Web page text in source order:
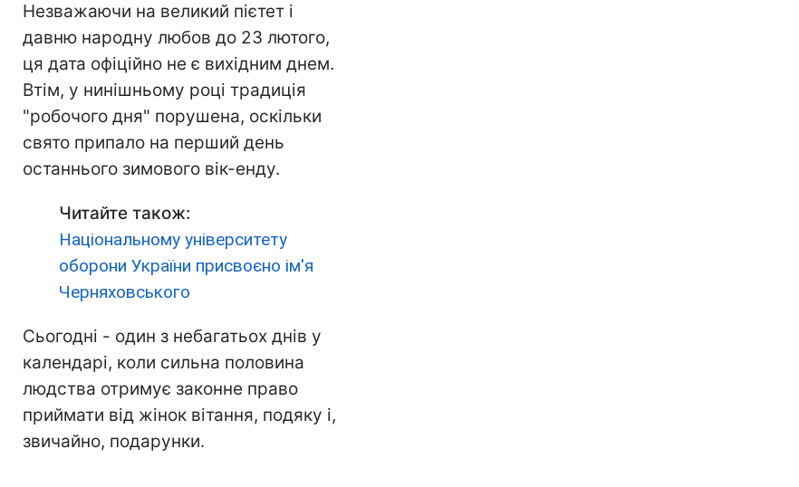
Незважаючи на великий пієтет і
давню народну любов до 23 лютого,
ця дата офіційно не є вихідним днем.
Втім, у нинішньому році традиція
"робочого дня" порушена, оскільки
свято припало на перший день
останнього зимового вік-енду.
Читайте також:
Національному університету
оборони України присвоєно ім'я
Черняховського
Сьогодні - один з небагатьох днів у
календарі, коли сильна половина
людства отримує законне право
приймати від жінок вітання, подяку і,
звичайно, подарунки.